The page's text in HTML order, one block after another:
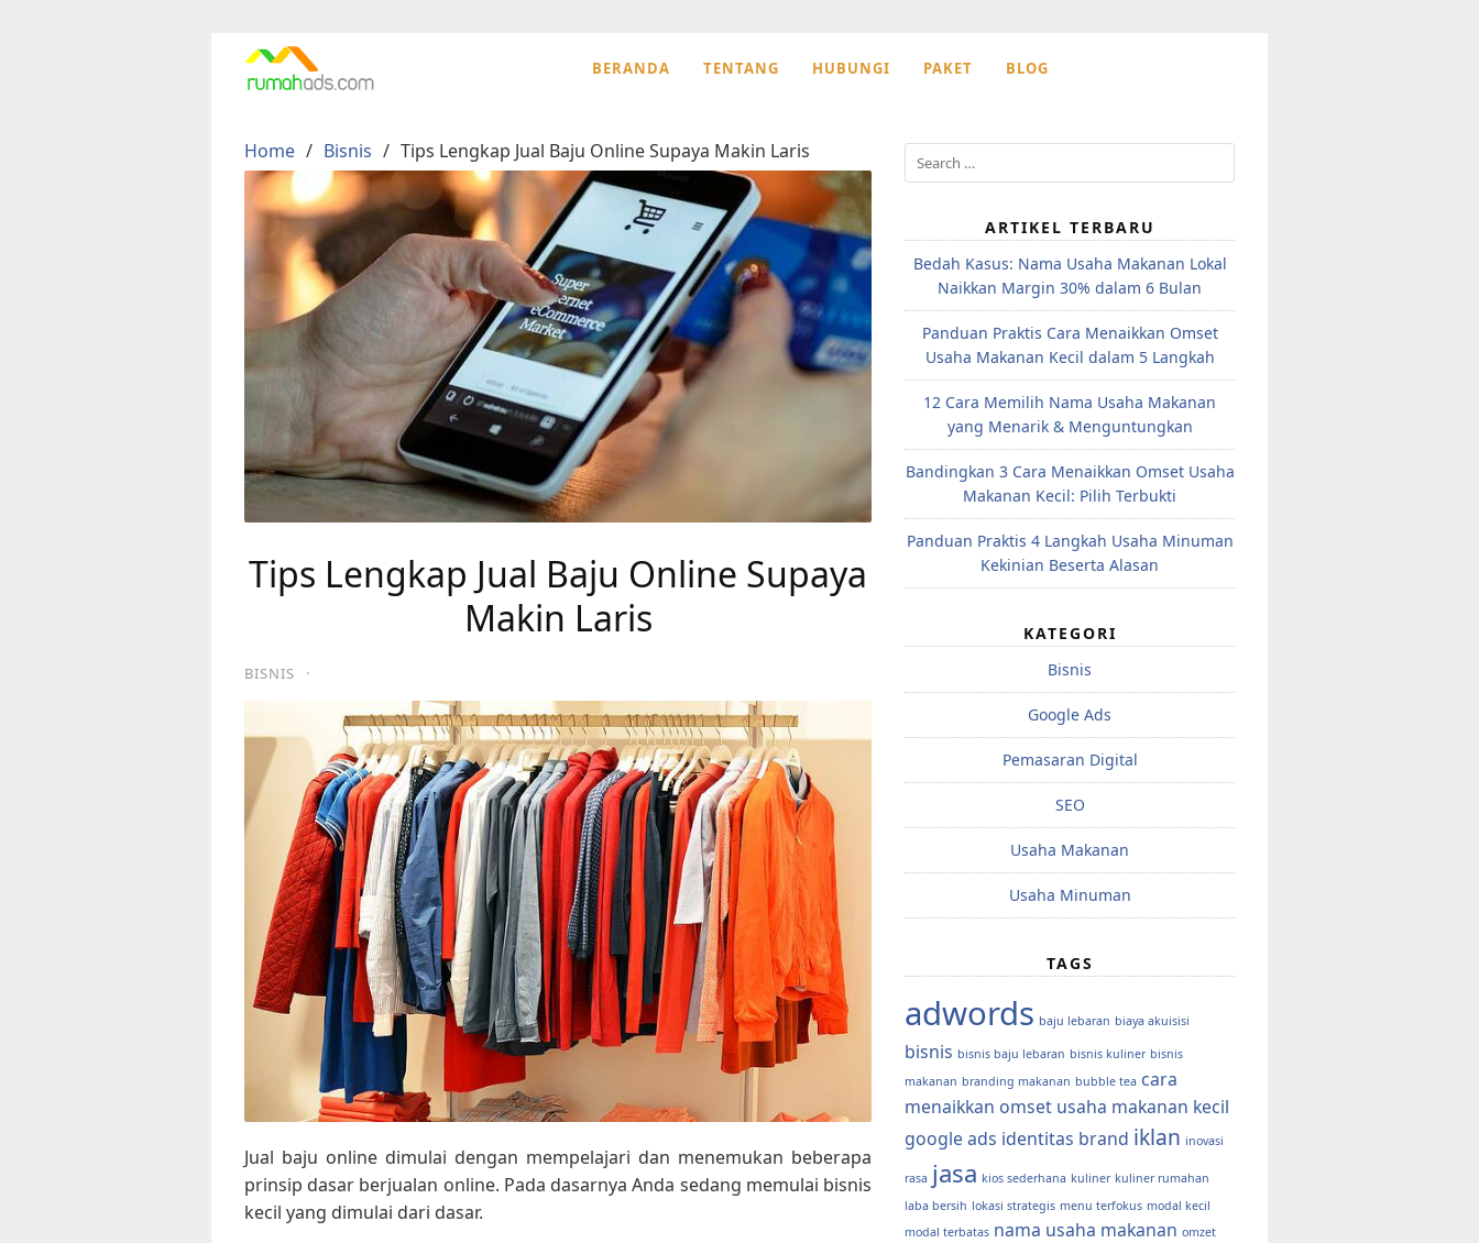
BERANDA TENTANG HUBUNGI PAKET BLOG
Home Bisnis Tips Lengkap Jual Baju Online Supaya Makin Laris
Tips Lengkap Jual Baju Online Supaya
Makin Laris
BISNIS ·
Jual baju online dimulai dengan mempelajari dan menemukan beberapa
prinsip dasar berjualan online. Pada dasarnya Anda sedang memulai bisnis
kecil yang dimulai dari dasar.
Search
for:
ARTIKEL TERBARU
Bedah Kasus: Nama Usaha Makanan Lokal
Naikkan Margin 30% dalam 6 Bulan
Panduan Praktis Cara Menaikkan Omset
Usaha Makanan Kecil dalam 5 Langkah
12 Cara Memilih Nama Usaha Makanan
yang Menarik & Menguntungkan
Bandingkan 3 Cara Menaikkan Omset Usaha
Makanan Kecil: Pilih Terbukti
Panduan Praktis 4 Langkah Usaha Minuman
Kekinian Beserta Alasan
KATEGORI
Bisnis
Google Ads
Pemasaran Digital
SEO
Usaha Makanan
Usaha Minuman
TAGS
adwords baju lebaran biaya akuisisi
bisnis bisnis baju lebaran bisnis kuliner bisnis
makanan branding makanan bubble tea cara
menaikkan omset usaha makanan kecil
google ads identitas brand iklan inovasi
rasa jasa kios sederhana kuliner kuliner rumahan
laba bersih lokasi strategis menu terfokus modal kecil
modal terbatas nama usaha makanan omzet